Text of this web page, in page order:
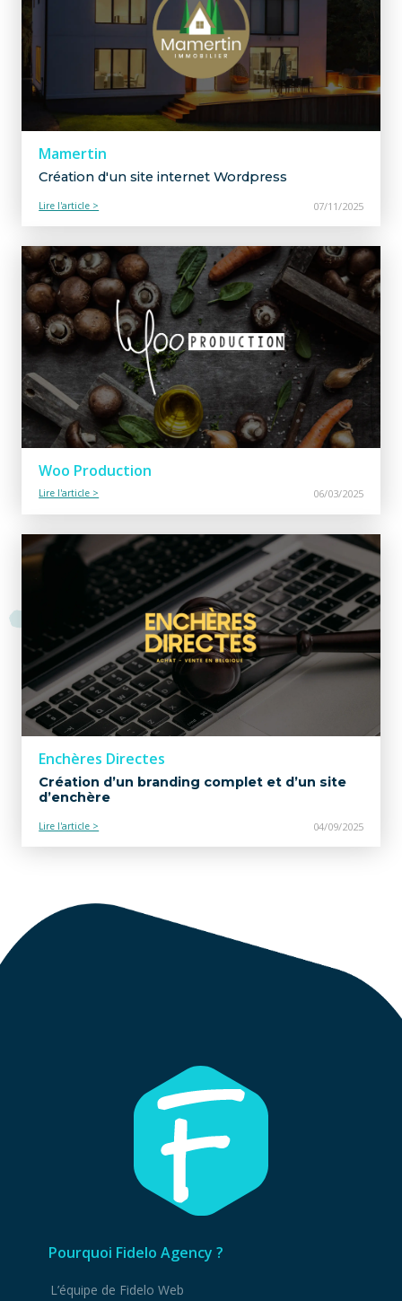
Mamertin
Création d'un site internet Wordpress
Lire l'article > 07/11/2025
Woo Production
Lire l'article > 06/03/2025
Enchères Directes
Création d’un branding complet et d’un site
d’enchère
Lire l'article > 04/09/2025
Pourquoi Fidelo Agency ?
L’équipe de Fidelo Web